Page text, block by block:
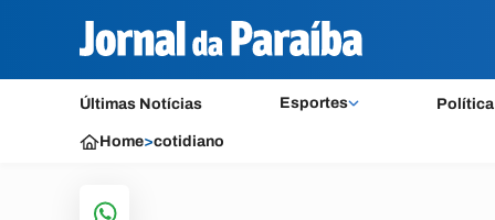
Últimas Notícias Esportes Política
Home>cotidiano